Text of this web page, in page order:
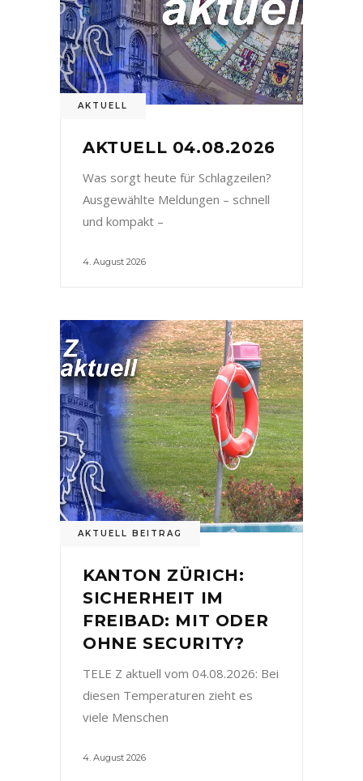
AKTUELL
AKTUELL 04.08.2026
Was sorgt heute für Schlagzeilen?
Ausgewählte Meldungen – schnell
und kompakt –
4. August 2026
AKTUELL BEITRAG
KANTON ZÜRICH:
SICHERHEIT IM
FREIBAD: MIT ODER
OHNE SECURITY?
TELE Z aktuell vom 04.08.2026: Bei
diesen Temperaturen zieht es
viele Menschen
4. August 2026